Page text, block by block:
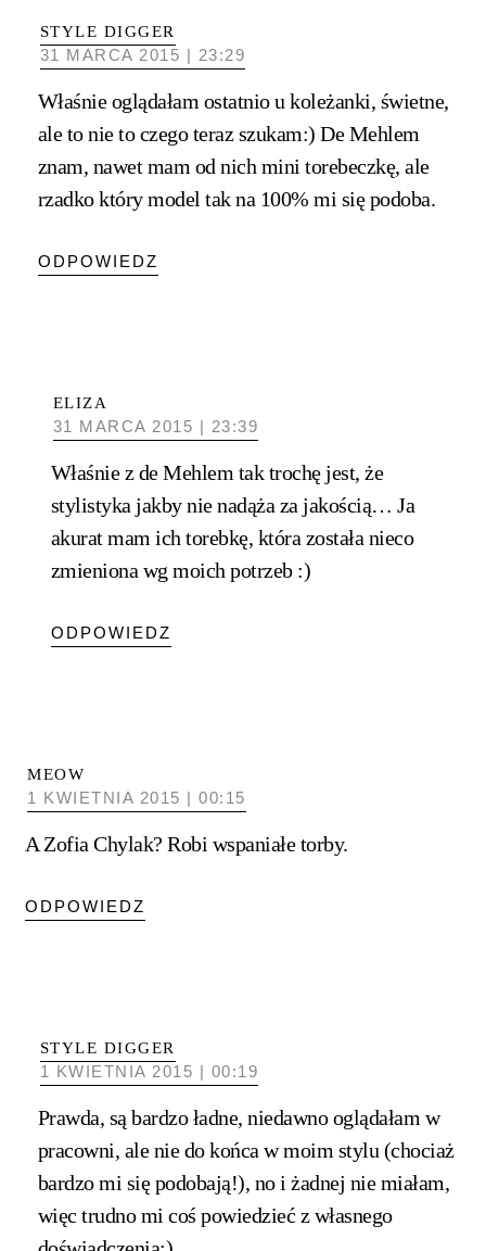
STYLE DIGGER
31 MARCA 2015 | 23:29
Właśnie oglądałam ostatnio u koleżanki, świetne,
ale to nie to czego teraz szukam:) De Mehlem
znam, nawet mam od nich mini torebeczkę, ale
rzadko który model tak na 100% mi się podoba.
ODPOWIEDZ
ELIZA
31 MARCA 2015 | 23:39
Właśnie z de Mehlem tak trochę jest, że
stylistyka jakby nie nadąża za jakością… Ja
akurat mam ich torebkę, która została nieco
zmieniona wg moich potrzeb :)
ODPOWIEDZ
MEOW
1 KWIETNIA 2015 | 00:15
A Zofia Chylak? Robi wspaniałe torby.
ODPOWIEDZ
STYLE DIGGER
1 KWIETNIA 2015 | 00:19
Prawda, są bardzo ładne, niedawno oglądałam w
pracowni, ale nie do końca w moim stylu (chociaż
bardzo mi się podobają!), no i żadnej nie miałam,
więc trudno mi coś powiedzieć z własnego